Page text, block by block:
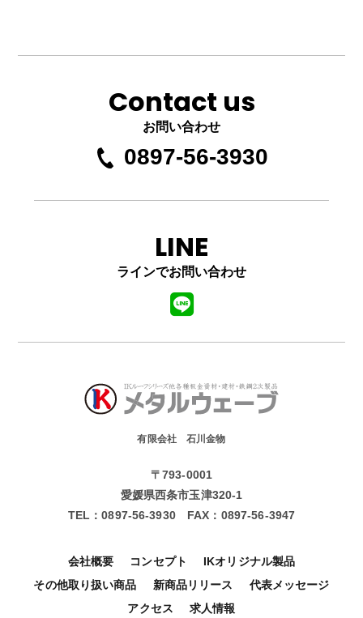
Contact us
お問い合わせ
0897-56-3930
LINE
ラインでお問い合わせ
有限会社 石川金物
〒793-0001
愛媛県西条市玉津320-1
TEL：0897-56-3930FAX： 0897-56-3947
会社概要 コンセプト
IKオリジナル製品
その他取り扱い商品
新商品リリース
代表メッセージ
アクセス
求人情報